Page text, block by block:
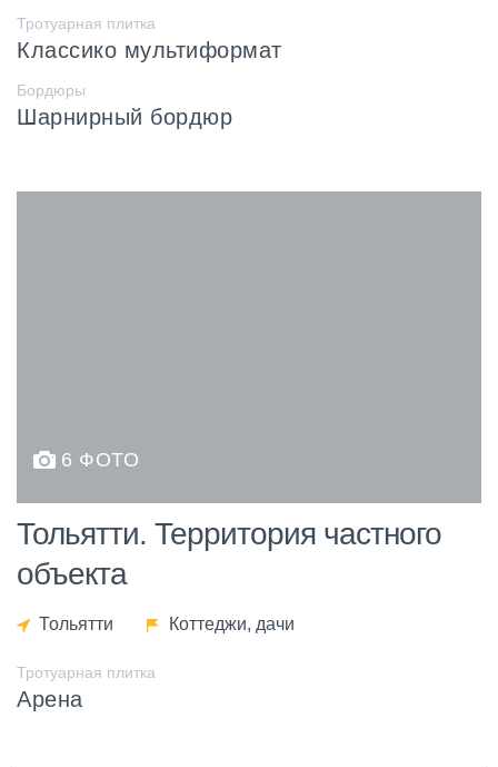
Тротуарная плитка
Классико мультиформат
Бордюры
Шарнирный бордюр
6 ФОТО
Тольятти. Территория частного
объекта
Тольятти Коттеджи, дачи
Тротуарная плитка
Арена